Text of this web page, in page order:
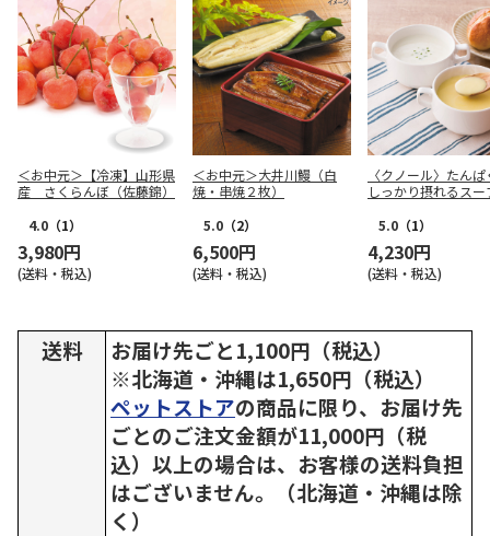
＜お中元＞【冷凍】山形県
産 さくらんぼ（佐藤錦）
4.0 （1）
3,980円
(送料・税込)
＜お中元＞大井川鰻（白
焼・串焼２枚）
5.0 （2）
6,500円
(送料・税込)
〈クノール〉たん
しっかり摂れるスー
5.0 （1）
4,230円
(送料・税込)
送料
お届け先ごと1,100円（税込）
※北海道・沖縄は1,650円（税込）
ペットストアの商品に限り、お届け先
ごとのご注文金額が11,000円（税
込）以上の場合は、お客様の送料負担
はございません。（北海道・沖縄は除
く）